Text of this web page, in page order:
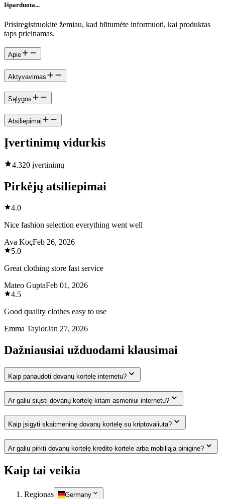
Išparduota...
Prisiregistruokite žemiau, kad būtumėte informuoti, kai produktas
taps prieinamas.
Apie
Aktyvavimas
Sąlygos
Atsiliepimai
Įvertinimų vidurkis
4.320 įvertinimų
Pirkėjų atsiliepimai
4.0
Nice fashion selection everything went well
Ava KoçFeb 26, 2026
5.0
Great clothing store fast service
Mateo GuptaFeb 01, 2026
4.5
Good quality clothes easy to use
Emma TaylorJan 27, 2026
Dažniausiai užduodami klausimai
Kaip panaudoti dovanų kortelę internetu?
Ar galiu siųsti dovanų kortelę kitam asmeniui internetu?
Kaip įsigyti skaitmeninę dovanų kortelę su kriptovaliuta?
Ar galiu pirkti dovanų kortelę kredito kortele arba mobiliąja pinigine?
Kaip tai veikia
Regionas Germany